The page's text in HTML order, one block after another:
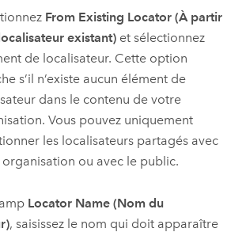
From Existing Locator (À partir
existant) et sélectionnez
de localisateur. Cette option
s’il n’existe aucun élément de
dans le contenu de votre
Vous pouvez uniquement
les localisateurs partagés avec
ou avec le public.
Locator Name (Nom du
, saisissez le nom qui doit apparaître